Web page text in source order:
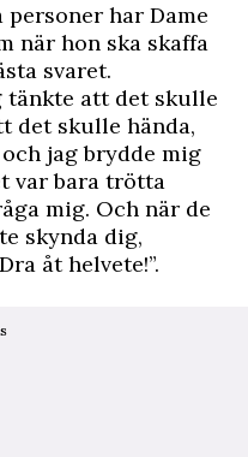
har Dame
när hon ska skaffa
svaret.
tänkte att det skulle
det skulle hända,
jag brydde mig
var bara trötta
mig. Och när de
skynda dig,
åt helvete!”.